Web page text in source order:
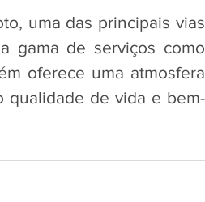
uma das principais vias
gama de serviços como
oferece uma atmosfera
qualidade de vida e bem-